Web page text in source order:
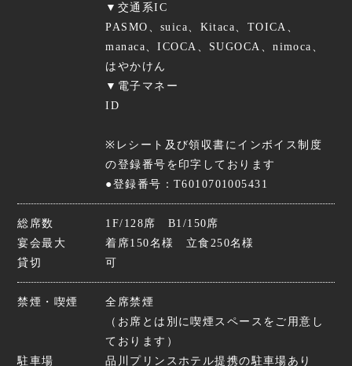
▼交通系IC
PASMO、suica、Kitaca、TOICA、
manaca、ICOCA、SUGOCA、nimoca、
はやかけん
▼電子マネー
ID
※レシート及び領収書にインボイス制度
の登録番号を印字しております
●登録番号：T6010701005431
総席数
1F/128席 B1/150席
宴会最大
着席150名様 立食250名様
貸切
可
禁煙・喫煙
全席禁煙
（お席とは別に喫煙スペースをご用意し
ております）
駐車場
品川プリンスホテル提携の駐車場あり